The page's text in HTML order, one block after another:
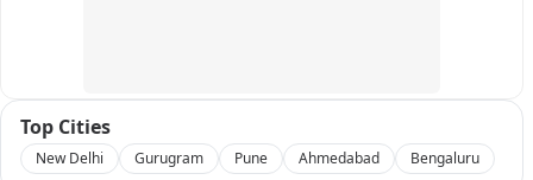
Top Cities
New Delhi Gurugram Pune Ahmedabad Bengaluru